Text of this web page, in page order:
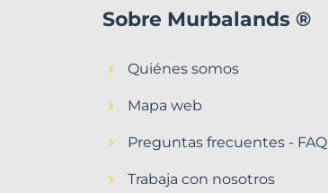
Sobre Murbalands ®
Quiénes somos
Mapa web
Preguntas frecuentes - FAQ
Trabaja con nosotros